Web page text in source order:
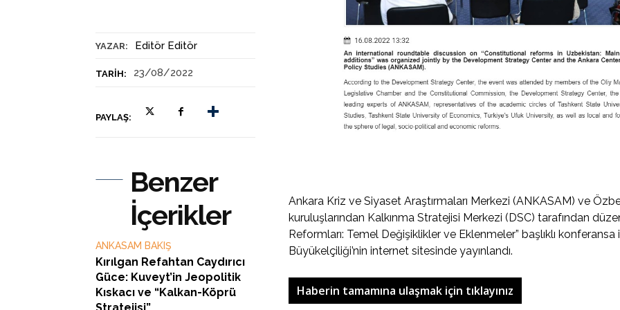
YAZAR: Editör Editör
TARIH: 23/08/2022
PAYLAŞ:
Benzer
İçerikler
ANKASAM BAKIŞ
Kırılgan Refahtan Caydırıcı
Güce: Kuveyt’in Jeopolitik
Kıskacı ve “Kalkan-Köprü
Ankara Kriz ve Siyaset Araştırmaları Merkezi (ANKASAM) ve
kuruluşlarından Kalkınma Stratejisi Merkezi (DSC) tarafından
Reformları: Temel Değişiklikler ve Eklenmeler” başlıklı
Büyükelçiliği’nin internet sitesinde yayınlandı.
Haberin tamamına ulaşmak için tıklayınız